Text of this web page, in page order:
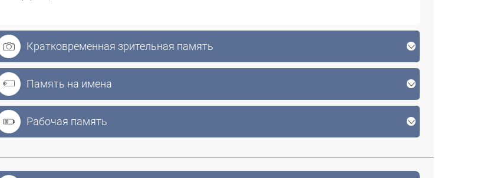
Кратковременная зрительная память
Память на имена
Рабочая память